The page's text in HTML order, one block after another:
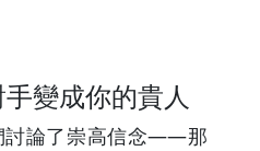
變成你的貴人
討論了崇高信念——那